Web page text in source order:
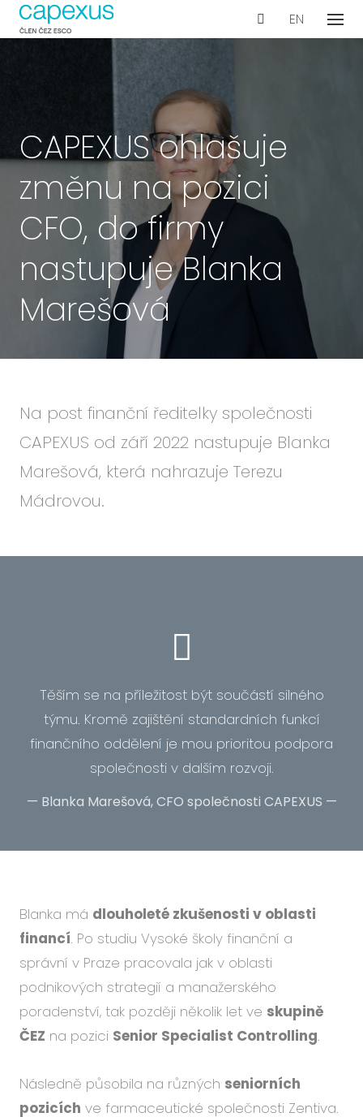
Menu
CS
EN
CS
EN
CAPEXUS ohlašuje
změnu na pozici
CFO, do firmy
nastupuje Blanka
Marešová
Na post finanční ředitelky společnosti
CAPEXUS od září 2022 nastupuje Blanka
Marešová, která nahrazuje Terezu
Mádrovou.
Těším se na příležitost být součástí silného
týmu. Kromě zajištění standardních funkcí
finančního oddělení je mou prioritou podpora
společnosti v dalším rozvoji.
— Blanka Marešová, CFO společnosti CAPEXUS —
Blanka má dlouholeté zkušenosti v oblasti
financí. Po studiu Vysoké školy finanční a
správní v Praze pracovala jak v oblasti
podnikových strategií a manažerského
poradenství, tak později několik let ve skupině
ČEZ na pozici Senior Specialist Controlling.
Následně působila na různých seniorních
pozicích ve farmaceutické společnosti Zentiva.